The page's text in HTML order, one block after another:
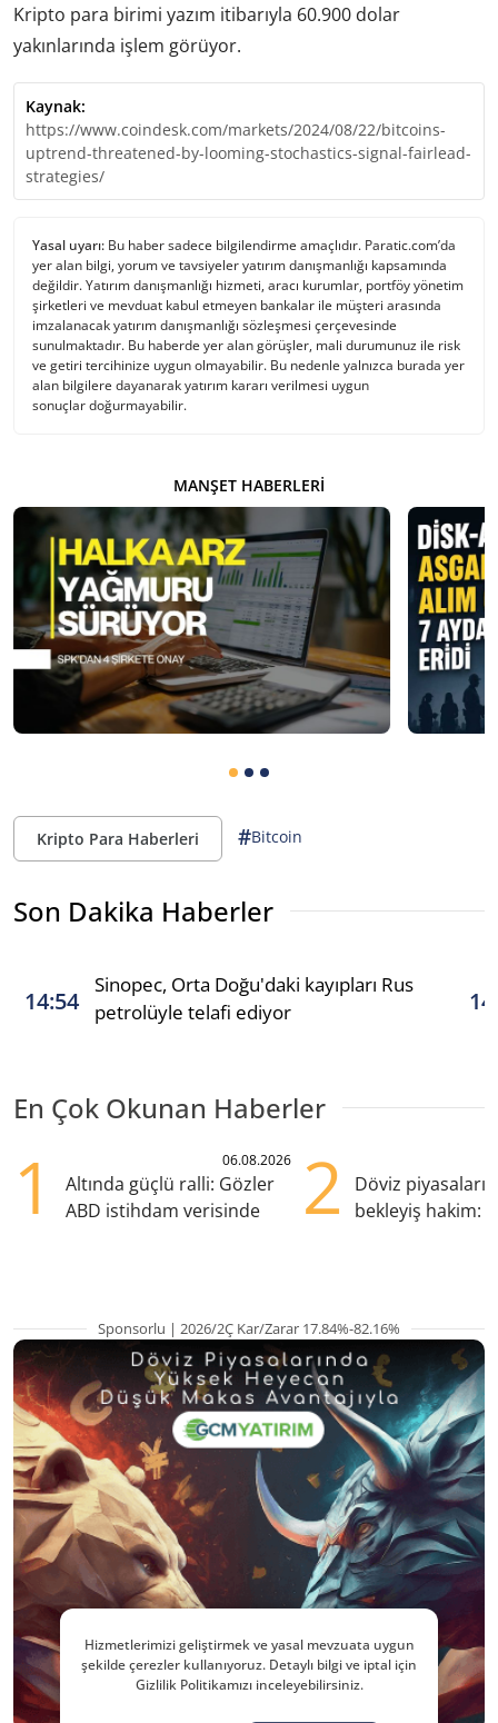
Kripto para birimi yazım itibarıyla 60.900 dolar
yakınlarında işlem görüyor.
Kaynak:
https://www.coindesk.com/markets/2024/08/22/bitcoins-
uptrend-threatened-by-looming-stochastics-signal-fairlead-
strategies/
Yasal uyarı: Bu haber sadece bilgilendirme amaçlıdır. Paratic.com’da
yer alan bilgi, yorum ve tavsiyeler yatırım danışmanlığı kapsamında
değildir. Yatırım danışmanlığı hizmeti, aracı kurumlar, portföy yönetim
şirketleri ve mevduat kabul etmeyen bankalar ile müşteri arasında
imzalanacak yatırım danışmanlığı sözleşmesi çerçevesinde
sunulmaktadır. Bu haberde yer alan görüşler, mali durumunuz ile risk
ve getiri tercihinize uygun olmayabilir. Bu nedenle yalnızca burada yer
alan bilgilere dayanarak yatırım kararı verilmesi uygun
sonuçlar doğurmayabilir.
MANŞET HABERLERI
Kripto Para Haberleri #Bitcoin
Son Dakika Haberler
14:54
Sinopec, Orta Doğu'daki kayıpları Rus
petrolüyle telafi ediyor
En Çok Okunan Haberler
1 06.08.2026
Altında güçlü ralli: Gözler
ABD istihdam verisinde
2
Döviz
bekleyiş hakim:
Sponsorlu | 2026/2Ç Kar/Zarar 17.84%-82.16%
Hizmetlerimizi geliştirmek ve yasal mevzuata uygun
şekilde çerezler kullanıyoruz. Detaylı bilgi ve iptal için
Gizlilik Politikamızı inceleyebilirsiniz.